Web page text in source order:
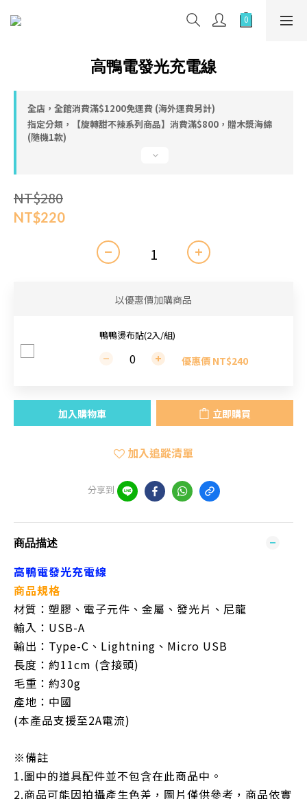
高鴨電發光充電線
全店，全館消費滿$1200免運費 (海外運費另計)
指定分類，【旋轉甜不辣系列商品】消費滿$800，贈木漿海綿
(隨機1款)
NT$280
NT$220
以優惠價加購商品
鴨鴨燙布貼(2入/組)
優惠價 NT$240
加入購物車 立即購買
加入追蹤清單
分享到
商品描述
高鴨電發光充電線
商品規格
材質：塑膠、電子元件、金屬、發光片、尼龍
輸入： USB-A
輸出： Type-C 、 Lightning 、 Micro USB
長度：約11cm (含接頭)
毛重：約30g
產地：中國
(本產品支援至2A電流)
※備註
1.圖中的道具配件並不包含在此商品中。
2.商品可能因拍攝產生色差，圖片僅供參考，商品依實